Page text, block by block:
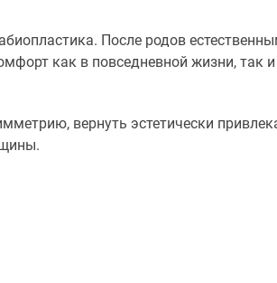
После родов
как в повседневной жизни, так
вернуть эстетически